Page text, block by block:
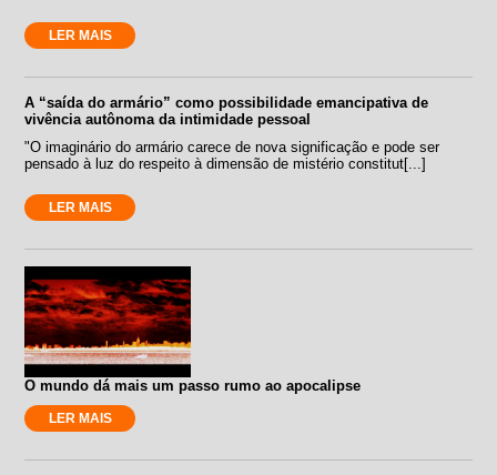
LER MAIS
A “saída do armário” como possibilidade emancipativa de
vivência autônoma da intimidade pessoal
"O imaginário do armário carece de nova significação e pode ser
pensado à luz do respeito à dimensão de mistério constitut[...]
LER MAIS
O mundo dá mais um passo rumo ao apocalipse
LER MAIS